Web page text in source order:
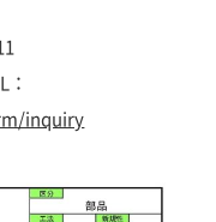
inquiry